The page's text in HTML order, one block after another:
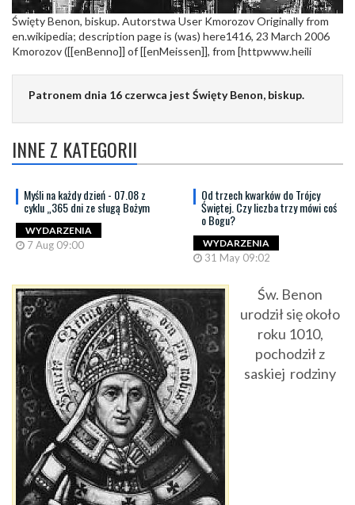
Święty Benon, biskup. Autorstwa User Kmorozov Originally from
en.wikipedia; description page is (was) here1416, 23 March 2006
Kmorozov ([[enBenno]] of [[enMeissen]], from [httpwww.heili
Patronem dnia 16 czerwca jest Święty Benon, biskup.
INNE Z KATEGORII
Myśli na każdy dzień - 07.08 z
cyklu „365 dni ze sługą Bożym
WYDARZENIA
7 Aug 09:00
Od trzech kwarków do Trójcy
Świętej. Czy liczba trzy mówi coś
o Bogu?
WYDARZENIA
31 May 09:02
Św. Benon
urodził się około
roku 1010,
pochodził z
saskiej rodziny